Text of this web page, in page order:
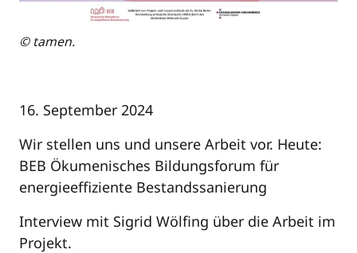
© tamen.
16. September 2024
Wir stellen uns und unsere Arbeit vor. Heute:
BEB Ökumenisches Bildungsforum für
energieeffiziente Bestandssanierung
Interview mit Sigrid Wölfing über die Arbeit im
Projekt.